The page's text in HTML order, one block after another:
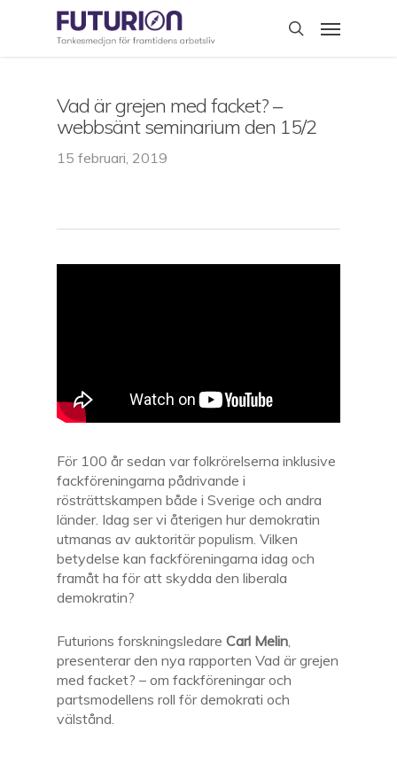
search
Menu
Vad är grejen med facket? –
webbsänt seminarium den 15/2
15 februari, 2019
För 100 år sedan var folkrörelserna inklusive
fackföreningarna pådrivande i
rösträttskampen både i Sverige och andra
länder. Idag ser vi återigen hur demokratin
utmanas av auktoritär populism. Vilken
betydelse kan fackföreningarna idag och
framåt ha för att skydda den liberala
demokratin?
Futurions forskningsledare Carl Melin,
presenterar den nya rapporten Vad är grejen
med facket? – om fackföreningar och
partsmodellens roll för demokrati och
välstånd.